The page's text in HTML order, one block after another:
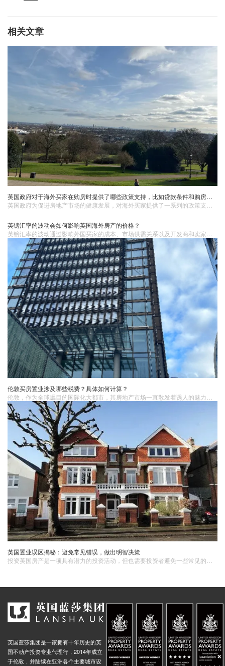
相关文章
英国政府对于海外买家在购房时提供了哪些政策支持，比如贷款条件和购房援助计划？
英镑汇率的波动会如何影响英国海外房产的价格？
伦敦买房置业涉及哪些税费？具体如何计算？
英国置业误区揭秘：避免常见错误，做出明智决策
英国蓝莎集团是一家拥有十年历史的英
国不动产投资专业代理行，2014年成立
于伦敦，并陆续在亚洲各个主要城市设